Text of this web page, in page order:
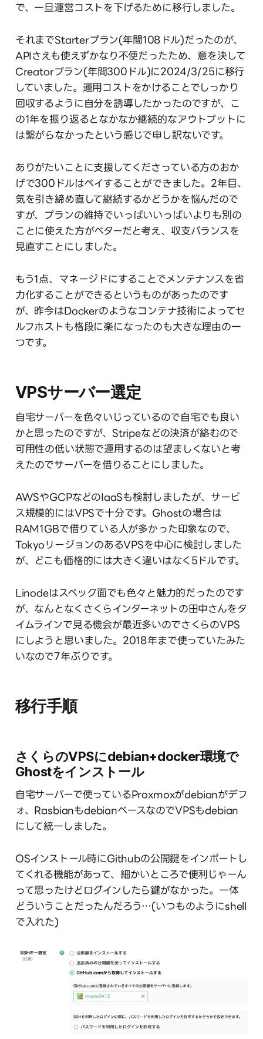
で、一旦運営コストを下げるために移行しました。
それまでStarterプラン(年間108ドル)だったのが、
APIさえも使えずかなり不便だったため、意を決して
Creatorプラン(年間300ドル)に2024/3/25に移行
していました。運用コストをかけることでしっかり
回収するように自分を誘導したかったのですが、こ
の1年を振り返るとなかなか継続的なアウトプットに
は繋がらなかったという感じで申し訳ないです。
ありがたいことに支援してくださっている方のおか
げで300ドルはペイすることができました。2年目、
気を引き締め直して継続するかどうかを悩んだので
すが、プランの維持でいっぱいいっぱいよりも別の
ことに使えた方がベターだと考え、収支バランスを
見直すことにしました。
もう1点、マネージドにすることでメンテナンスを省
力化することができるというものがあったのです
が、昨今はDockerのようなコンテナ技術によってセ
ルフホストも格段に楽になったのも大きな理由の一
つです。
VPSサーバー選定
自宅サーバーを色々いじっているので自宅でも良い
かと思ったのですが、Stripeなどの決済が絡むので
可用性の低い状態で運用するのは望ましくないと考
えたのでサーバーを借りることにしました。
AWSやGCPなどのIaaSも検討しましたが、サービ
ス規模的にはVPSで十分です。Ghostの場合は
RAM1GBで借りている人が多かった印象なので、
TokyoリージョンのあるVPSを中心に検討しました
が、どこも価格的には大きく違いはなく5ドルです。
Linodeはスペック面でも色々と魅力的だったのです
が、なんとなくさくらインターネットの田中さんをタ
イムラインで見る機会が最近多いのでさくらのVPS
にしようと思いました。2018年まで使っていたみた
いなので7年ぶりです。
移行手順
さくらのVPSにdebian+docker環境で
Ghostをインストール
自宅サーバーで使っているProxmoxがdebianがデフ
ォ、RasbianもdebianベースなのでVPSもdebian
にして統一しました。
OSインストール時にGithubの公開鍵をインポートし
てくれる機能があって、細かいところで便利じゃーん
って思ったけどログインしたら鍵がなかった。一体
どういうことだったんだろう…(いつものようにshell
で入れた)